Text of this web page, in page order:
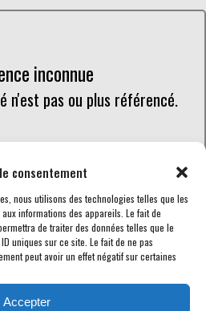
consentement
nous utilisons des technologies telles que les
informations des appareils. Le fait de
de traiter des données telles que le
uniques sur ce site. Le fait de ne pas
peut avoir un effet négatif sur certaines
Accepter
de voitures américaines en vente
réel. Tous les Dodge RAM-1500
ou en cours d'homologation selon les
inconnue
n'est pas ou plus référencé.